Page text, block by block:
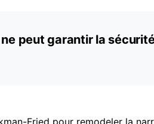
peut garantir la
Fried pour remodeler la